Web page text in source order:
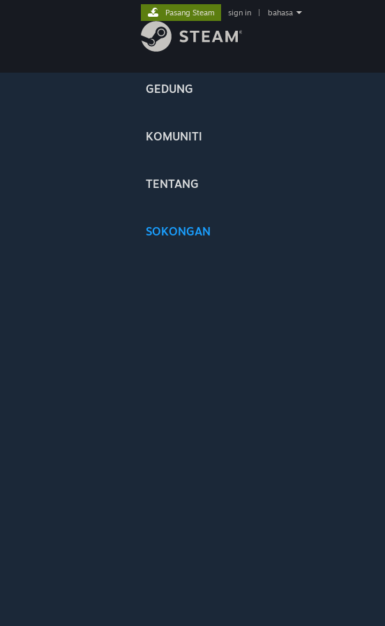
GEDUNG
KOMUNITI
TENTANG
SOKONGAN
Pasang Steam sign in bahasa